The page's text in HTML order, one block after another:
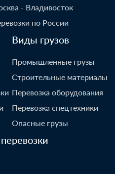
- Владивосток
по России
Виды грузов
Промышленные грузы
Строительные материалы
Перевозка оборудования
Перевозка спецтехники
Опасные грузы